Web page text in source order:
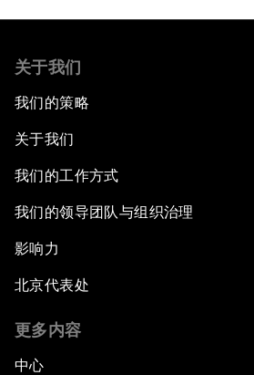
关于我们
我们的策略
关于我们
我们的工作方式
我们的领导团队与组织治理
影响力
北京代表处
更多内容
中心